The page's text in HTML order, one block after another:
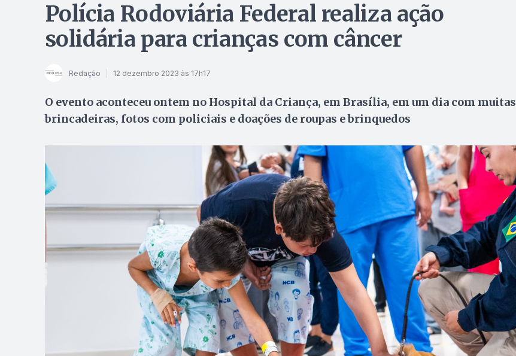
Polícia Rodoviária Federal realiza ação
solidária para crianças com câncer
Redação 12 dezembro 2023 às 17h17
O evento aconteceu ontem no Hospital da Criança, em Brasília, em um dia com muitas
brincadeiras, fotos com policiais e doações de roupas e brinquedos